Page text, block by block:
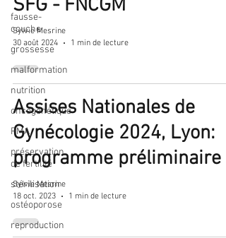
fausse-
couche
grossesse
malformation
nutrition
oncogénétique
PMA
préservation
de fertilité
stérilisation
ostéoporose
reproduction
SFG - FNCGM
Sylvie Mesrine
30 août 2024
1 min de lecture
Assises Nationales de
Gynécologie 2024, Lyon:
programme préliminaire
Sylvie Mesrine
18 oct. 2023
1 min de lecture